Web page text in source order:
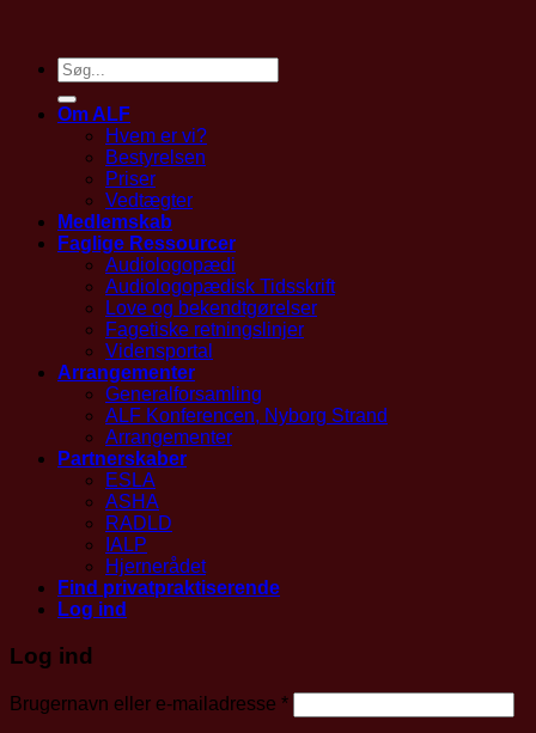
Om ALF
Hvem er vi?
Bestyrelsen
Priser
Vedtægter
Medlemskab
Faglige Ressourcer
Audiologopædi
Audiologopædisk Tidsskrift
Love og bekendtgørelser
Fagetiske retningslinjer
Vidensportal
Arrangementer
Generalforsamling
ALF Konferencen, Nyborg Strand
Arrangementer
Partnerskaber
ESLA
ASHA
RADLD
IALP
Hjernerådet
Find privatpraktiserende
Log ind
Log ind
Brugernavn eller e-mailadresse *Påkrævet